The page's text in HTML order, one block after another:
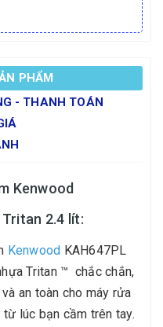
PHẨM
- THANH TOÁN
Kenwood
2.4 lít:
Kenwood KAH647PL
Tritan ™ chắc chắn,
an toàn cho máy rửa
lúc bạn cầm trên tay.